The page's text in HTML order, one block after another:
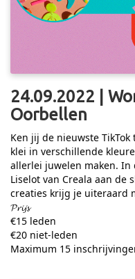
24.09.2022 |
Oorbellen
Ken jij de nieuwste
klei in verschillende
allerlei juwelen maken. In
Liselot van Creala aan de
creaties krijg je uiteraard
𝓟𝓻𝓲𝓳𝓼
€15 leden
€20 niet-leden
Maximum 15